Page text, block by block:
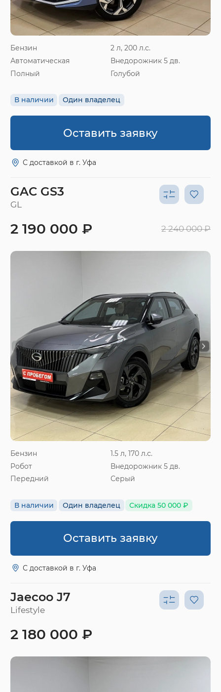
Бензин
2 л, 200 л.с.
Автоматическая
Внедорожник 5 дв.
Полный
Голубой
В наличии Один владелец
Оставить заявку
С доставкой в г. Уфа
GAC GS3
GL
Бензин
1.5 л, 170 л.с.
Робот
Внедорожник 5 дв.
Передний
Серый
В наличии Один владелец Скидка 50 000 ₽
2 190 000 ₽ 2 240 000 ₽
Оставить заявку
С доставкой в г. Уфа
Jaecoo J7
Lifestyle
2 180 000 ₽